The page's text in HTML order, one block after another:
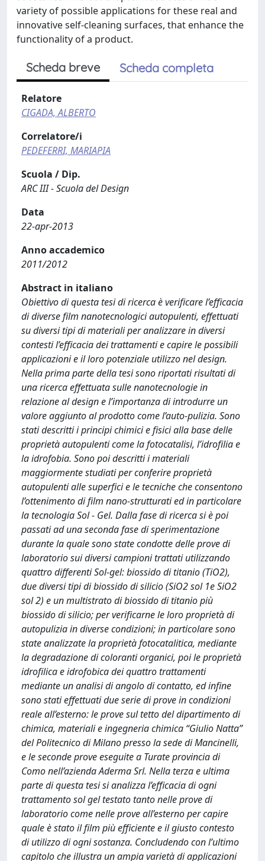
variety of possible applications for these real and
innovative self-cleaning surfaces, that enhance the
functionality of a product.
Scheda breve Scheda completa
Relatore
CIGADA, ALBERTO
Correlatore/i
PEDEFERRI, MARIAPIA
Scuola / Dip.
ARC III - Scuola del Design
Data
22-apr-2013
Anno accademico
2011/2012
Abstract in italiano
Obiettivo di questa tesi di ricerca è verificare l’efficacia
di diverse film nanotecnologici autopulenti, effettuati
su diversi tipi di materiali per analizzare in diversi
contesti l’efficacia dei trattamenti e capire le possibili
applicazioni e il loro potenziale utilizzo nel design.
Nella prima parte della tesi sono riportati risultati di
una ricerca effettuata sulle nanotecnologie in
relazione al design e l’importanza di introdurre un
valore aggiunto al prodotto come l’auto-pulizia. Sono
stati descritti i principi chimici e fisici alla base delle
proprietà autopulenti come la fotocatalisi, l’idrofilia e
la idrofobia. Sono poi descritti i materiali
maggiormente studiati per conferire proprietà
autopulenti alle superfici e le tecniche che consentono
l’ottenimento di film nano-strutturati ed in particolare
la tecnologia Sol - Gel. Dalla fase di ricerca si è poi
passati ad una seconda fase di sperimentazione
durante la quale sono state condotte delle prove di
laboratorio sui diversi campioni trattati utilizzando
quattro differenti Sol-gel: biossido di titanio (TiO2),
due diversi tipi di biossido di silicio (SiO2 sol 1e SiO2
sol 2) e un multistrato di biossido di titanio più
biossido di silicio; per verificarne le loro proprietà di
autopulizia in diverse condizioni; in particolare sono
state analizzate la proprietà fotocatalitica, mediante
la degradazione di coloranti organici, poi le proprietà
idrofilica e idrofobica dei quattro trattamenti
mediante un analisi di angolo di contatto, ed infine
sono stati effettuati due serie di prove in condizioni
reale all’esterno: le prove sul tetto del dipartimento di
chimica, materiali e ingegneria chimica “Giulio Natta”
del Politecnico di Milano presso la sede di Mancinelli,
e le seconde prove eseguite a Turate provincia di
Como nell’azienda Aderma Srl. Nella terza e ultima
parte di questa tesi si analizza l’efficacia di ogni
trattamento sol gel testato tanto nelle prove di
laboratorio come nelle prove all’esterno per capire
quale è stato il film più efficiente e il giusto contesto
di utilizzo di ogni sostanza. Concludendo con l’ultimo
capitolo che illustra un ampia varietà di applicazioni